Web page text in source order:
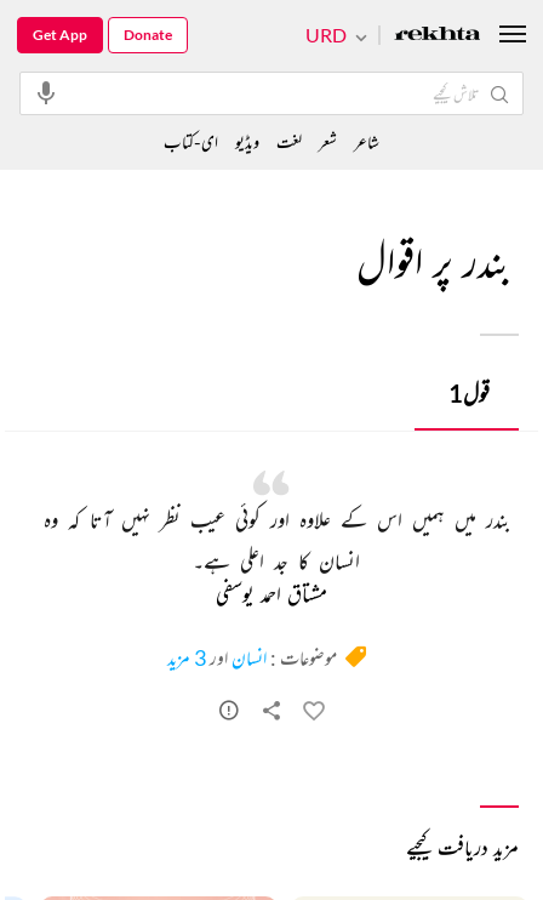
بندر پر اقوال
قول1
بندر میں ہمیں اس کے علاوہ اور کوئی عیب نظر نہیں آتا کہ وہ
انسان کا جد اعلی ہے۔
مشتاق احمد یوسفی
موضوعات :انساناور3 مزید
مزید دریافت کیجیے
URD
Get App Donate
شاعر شعر لغت ویڈیو ای-کتاب